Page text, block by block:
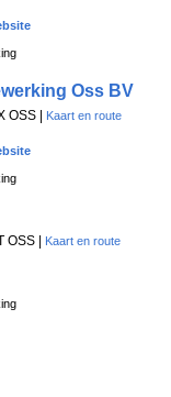
Oss BV
OSS | Kaart en route
OSS | Kaart en route